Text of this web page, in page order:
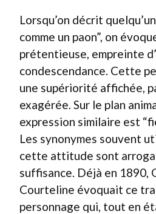
Lorsqu’on décrit
comme un paon”, on
prétentieuse, empreinte
condescendance. Cette
une supériorité affichée,
exagérée. Sur le plan
expression similaire est
Les synonymes souvent
cette attitude sont
suffisance. Déjà en 1890,
Courteline évoquait ce
personnage qui, tout en